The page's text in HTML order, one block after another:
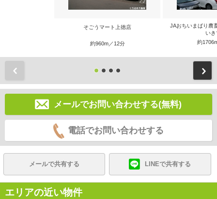
そごうマート上徳店
約960m／12分
JAおちいまばり農
い
約
メールでお問い合わせする(無料)
電話でお問い合わせする
メールで共有する LINEで共有する
エリアの近い物件